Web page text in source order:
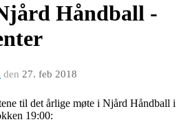
Håndball -
den 27. feb 2018
til det årlige møte i Njård Håndball i
19:00: